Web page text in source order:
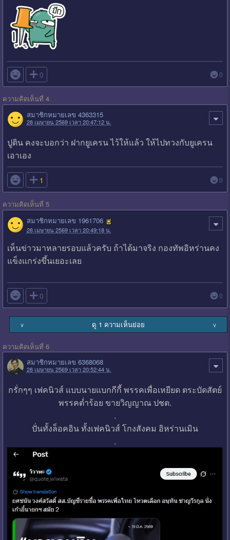
 0 0
ความคิดเห็นที่ 4
สมาชิกหมายเลข 4363315
28 เมษายน 2569 เวลา 20:47:12 น.
ปูติน คงจะบอกว่า ฝากยูเครน ไว้ให้แล้ว ให้ไปทวงกับยูเครน
เอาเอง
 1 0
ความคิดเห็นที่ 5
สมาชิกหมายเลข 1961706
28 เมษายน 2569 เวลา 20:49:18 น.
เห็นข่าวมาหลายรอบแล้วครับ ถ้าได้มาจริง กองทัพอิหร่านคง
แข็งแกร่งขึ้นเยอะเลย
 0 0
∨ ดู 1 ความเห็นย่อย ∨
ความคิดเห็นที่ 6
สมาชิกหมายเลข 6368068
28 เมษายน 2569 เวลา 20:52:44 น.
กรั่กๆๆ เฟคนิวส์ แบบนายแบกกีกี้ พรรคเพื่อเหยียด ตระบัดสัตย์
พรรคต่ำร้อย ขายวิญญาณ ปชต.
.
ปั่นทั้งล็อคอิน ทั้งเฟคนิวส์ โกงสังคม อิหร่านเมิน
.